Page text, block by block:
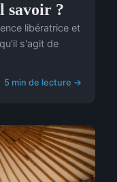
savoir ?
libératrice et
s'agit de
5 min de lecture →